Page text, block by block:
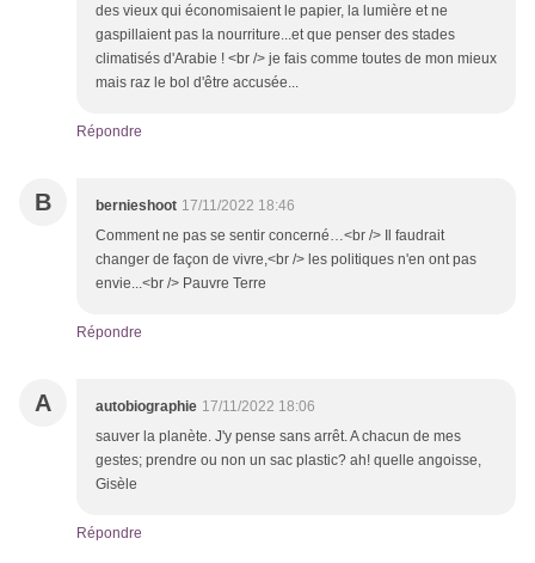
des vieux qui économisaient le papier, la lumière et ne
gaspillaient pas la nourriture...et que penser des stades
climatisés d'Arabie ! <br /> je fais comme toutes de mon mieux
mais raz le bol d'être accusée...
Répondre
B bernieshoot 17/11/2022 18:46
Comment ne pas se sentir concerné…<br /> Il faudrait
changer de façon de vivre,<br /> les politiques n'en ont pas
envie...<br /> Pauvre Terre
Répondre
A autobiographie 17/11/2022 18:06
sauver la planète. J'y pense sans arrêt. A chacun de mes
gestes; prendre ou non un sac plastic? ah! quelle angoisse,
Gisèle
Répondre